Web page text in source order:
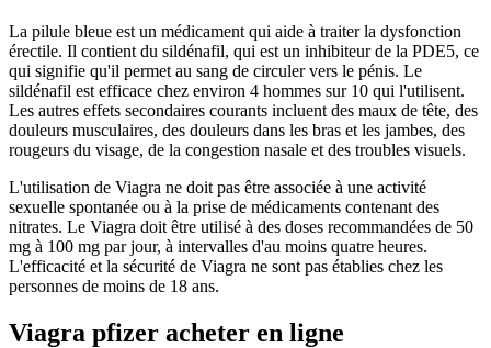
La pilule bleue est un médicament qui aide à traiter la dysfonction
érectile. Il contient du sildénafil, qui est un inhibiteur de la PDE5, ce
qui signifie qu'il permet au sang de circuler vers le pénis. Le
sildénafil est efficace chez environ 4 hommes sur 10 qui l'utilisent.
Les autres effets secondaires courants incluent des maux de tête, des
douleurs musculaires, des douleurs dans les bras et les jambes, des
rougeurs du visage, de la congestion nasale et des troubles visuels.
L'utilisation de Viagra ne doit pas être associée à une activité
sexuelle spontanée ou à la prise de médicaments contenant des
nitrates. Le Viagra doit être utilisé à des doses recommandées de 50
mg à 100 mg par jour, à intervalles d'au moins quatre heures.
L'efficacité et la sécurité de Viagra ne sont pas établies chez les
personnes de moins de 18 ans.
Viagra pfizer acheter en ligne